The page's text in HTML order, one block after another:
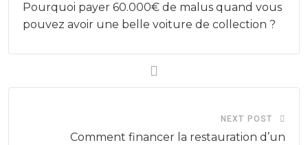
Pourquoi payer 60.000€ de malus quand vous
pouvez avoir une belle voiture de collection ?
NEXT POST
Comment financer la restauration d’un